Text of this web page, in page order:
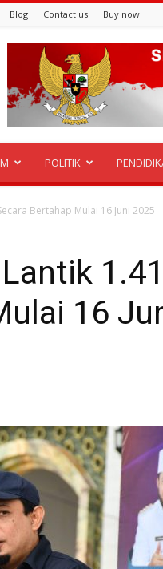
Blog Contact us Buy now
POLITIK
Bertahap Mulai 16 Juni 2025
16